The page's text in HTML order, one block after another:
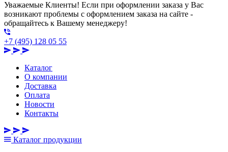
Уважаемые Клиенты! Если при оформлении заказа у Вас
возникают проблемы с оформлением заказа на сайте -
обращайтесь к Вашему менеджеру!
+7 (495) 128 05 55
Каталог
О компании
Доставка
Оплата
Новости
Контакты
Каталог продукции